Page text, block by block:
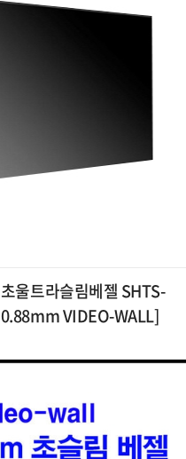
울트라슬림베젤 SHTS-
VIDEO-WALL]